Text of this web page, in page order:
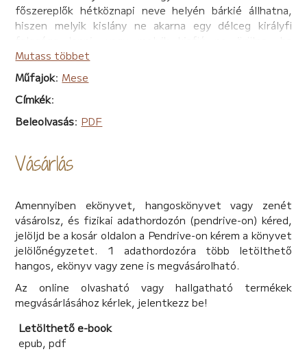
főszereplők hétköznapi neve helyén bárkié állhatna,
hiszen melyik kislány ne akarna egy délceg királyfi
segíthetne egy kedves földönkívülinek? Merülj bele a
gyerekek vágyait valóra váltó mesékbe, kedves Olvasó,
és kövesd végig, hogyan lett Eszter egy mesebeli
tehetségkutató sztárja, vagy éppen, hogyan lett egy
katicabogár vízi állat! Pillants be a gyerekek
tanulságokkal teli életképeibe, vagy fejtsd meg a
Álmodd tovább őket, hiszen bárki találhat ki
történeteket, és csak egy „Kérlek, mesélj nekem!” kell,
Mutass többet
Műfajok: Mese
Címkék:
Beleolvasás: PDF
Vásárlás
Amennyiben ekönyvet, hangoskönyvet vagy zenét
vásárolsz, és fizikai adathordozón (pendrive-on) kéred,
jelöljd be a kosár oldalon a Pendrive-on kérem a könyvet
jelölőnégyzetet. 1 adathordozóra több letölthető
hangos, ekönyv vagy zene is megvásárolható.
Az online olvasható vagy hallgatható termékek
megvásárlásához kérlek, jelentkezz be!
Letölthető e-book
epub, pdf